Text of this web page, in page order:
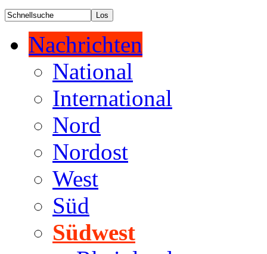
Nachrichten
National
International
Nord
Nordost
West
Süd
Südwest